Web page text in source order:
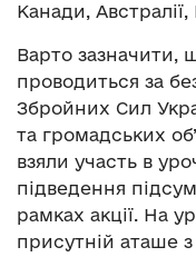
Канади, Австралії,
Варто зазначити,
проводиться за
Збройних Сил
та громадських
взяли участь в
підведення
рамках акції. На
присутній аташе